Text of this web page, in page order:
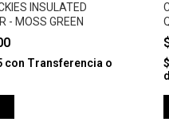
INSULATED
- MOSS GREEN
con Transferencia o